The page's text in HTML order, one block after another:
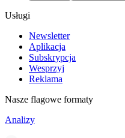
Usługi
Newsletter
Aplikacja
Subskrypcja
Wesprzyj
Reklama
Nasze flagowe formaty
Analizy